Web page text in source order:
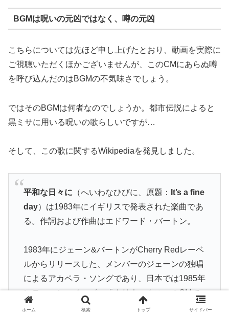
BGMは呪いの元凶ではなく、噂の元凶
こちらについては先ほど申し上げたとおり、動画を実際に
ご視聴いただくほかございませんが、このCMにあらぬ噂
を呼び込んだのはBGMの不気味さでしょう。
ではそのBGMは何者なのでしょうか。都市伝説によると
黒ミサに用いる呪いの歌らしいですが…
そして、この歌に関するWikipediaを発見しました。
平和な日々に （へいわなひびに、原題：
It’s a fine
day）は1983年にイギリスで発表された楽曲であ
る。作詞および作曲はエドワード・バートン。
1983年にジェーン&バートンがCherry Redレーベ
ルからリリースした、メンバーのジェーンの独唱
によるアカペラ・ソングであり、日本では1985年
にティッシュペーパー「クリネックス」のCMで
使用され、注目された（後述）。
ホーム 検索 トップ サイドバー